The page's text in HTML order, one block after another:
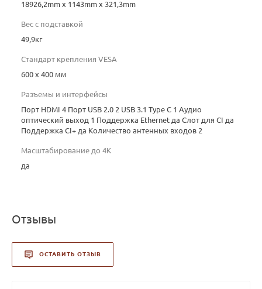
18926,2mm x 1143mm x 321,3mm
Вес с подставкой
49,9кг
Стандарт крепления VESA
600 x 400 мм
Разъемы и интерфейсы
Порт HDMI 4 Порт USB 2.0 2 USB 3.1 Type C 1 Аудио
оптический выход 1 Поддержка Ethernet да Слот для CI да
Поддержка CI+ да Количество антенных входов 2
Масштабирование до 4K
да
Отзывы
ОСТАВИТЬ ОТЗЫВ